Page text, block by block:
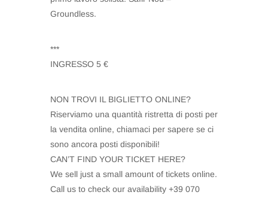
Groundless.
***
INGRESSO 5 €
NON TROVI IL BIGLIETTO ONLINE?
Riserviamo una quantità ristretta di posti per
la vendita online, chiamaci per sapere se ci
sono ancora posti disponibili!
CAN’T FIND YOUR TICKET HERE?
We sell just a small amount of tickets online.
Call us to check our availability +39 070